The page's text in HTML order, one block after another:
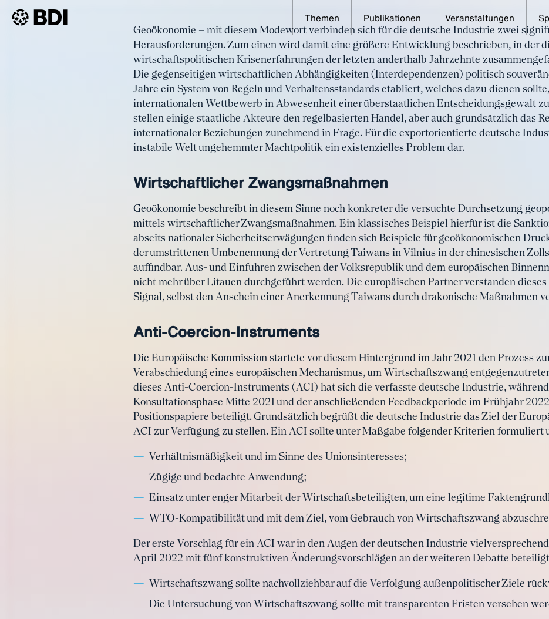
Themen Publikationen Veranstaltungen
Artikel
Geoökonomischem Druck
Anti-Coercion-Instrument
Geoökonomie – mit diesem Modewort verbinden sich für die deutsche Industrie zwei
Herausforderungen. Zum einen wird damit eine größere Entwicklung beschrieben, in der
wirtschaftspolitischen Krisenerfahrungen der letzten anderthalb Jahrzehnte
Die gegenseitigen wirtschaftlichen Abhängigkeiten (Interdependenzen) politisch
Jahre ein System von Regeln und Verhaltensstandards etabliert, welches dazu dienen
internationalen Wettbewerb in Abwesenheit einer überstaatlichen Entscheidungsgewalt
stellen einige staatliche Akteure den regelbasierten Handel, aber auch grundsätzlich das
internationaler Beziehungen zunehmend in Frage. Für die exportorientierte deutsche
instabile Welt ungehemmter Machtpolitik ein existenzielles Problem dar.
Wirtschaftlicher Zwangsmaßnahmen
Geoökonomie beschreibt in diesem Sinne noch konkreter die versuchte Durchsetzung
mittels wirtschaftlicher Zwangsmaßnahmen. Ein klassisches Beispiel hierfür ist die
abseits nationaler Sicherheitserwägungen finden sich Beispiele für geoökonomischen
der umstrittenen Umbenennung der Vertretung Taiwans in Vilnius in der chinesischen
auffindbar. Aus- und Einfuhren zwischen der Volksrepublik und dem europäischen
nicht mehr über Litauen durchgeführt werden. Die europäischen Partner verstanden dieses
Signal, selbst den Anschein einer Anerkennung Taiwans durch drakonische Maßnahmen
Anti-Coercion-Instruments
Die Europäische Kommission startete vor diesem Hintergrund im Jahr 2021 den Prozess
Verabschiedung eines europäischen Mechanismus, um Wirtschaftszwang
dieses Anti-Coercion-Instruments (ACI) hat sich die verfasste deutsche Industrie,
Konsultationsphase Mitte 2021 und der anschließenden Feedbackperiode im Frühjahr
Positionspapiere beteiligt. Grundsätzlich begrüßt die deutsche Industrie das Ziel der
ACI zur Verfügung zu stellen. Ein ACI sollte unter Maßgabe folgender Kriterien formuliert
Verhältnismäßigkeit und im Sinne des Unionsinteresses;
Zügige und bedachte Anwendung;
Einsatz unter enger Mitarbeit der Wirtschaftsbeteiligten, um eine legitime
WTO-Kompatibilität und mit dem Ziel, vom Gebrauch von Wirtschaftszwang
Der erste Vorschlag für ein ACI war in den Augen der deutschen Industrie
April 2022 mit fünf konstruktiven Änderungsvorschlägen an der weiteren Debatte
Wirtschaftszwang sollte nachvollziehbar auf die Verfolgung außenpolitischer Ziele
Die Untersuchung von Wirtschaftszwang sollte mit transparenten Fristen versehen